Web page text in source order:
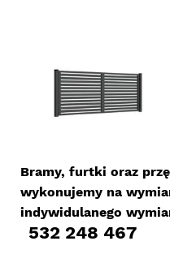
Bramy, furtki oraz
wykonujemy na
indywidulanego
532 248 467